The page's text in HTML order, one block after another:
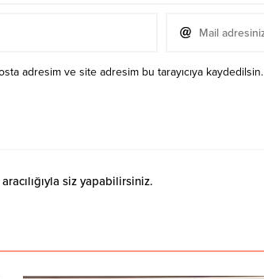
adresim ve site adresim bu tarayıcıya kaydedilsin.
siz yapabilirsiniz.